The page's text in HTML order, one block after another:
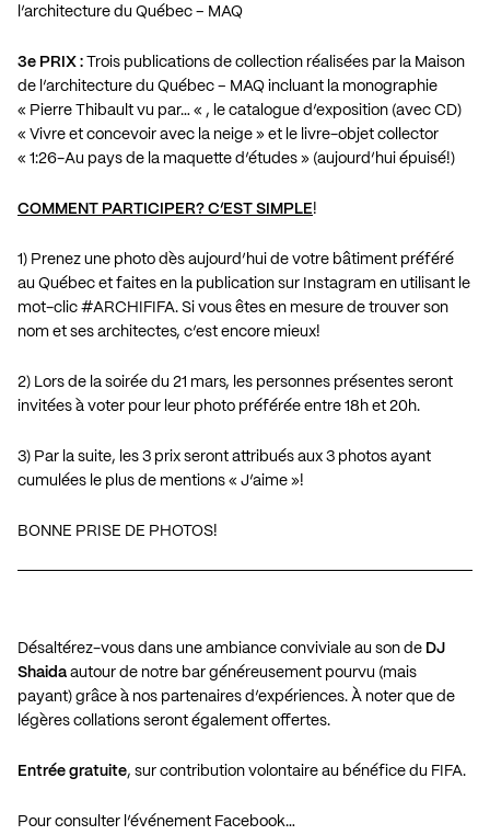
l’architecture du Québec – MAQ
3e PRIX : Trois publications de collection réalisées par la Maison
de l’architecture du Québec – MAQ incluant la monographie
« Pierre Thibault vu par… « , le catalogue d’exposition (avec CD)
« Vivre et concevoir avec la neige » et le livre-objet collector
« 1:26-Au pays de la maquette d’études » (aujourd’hui épuisé!)
COMMENT PARTICIPER? C’EST SIMPLE!
1) Prenez une photo dès aujourd’hui de votre bâtiment préféré
au Québec et faites en la publication sur Instagram en utilisant le
mot-clic #ARCHIFIFA. Si vous êtes en mesure de trouver son
nom et ses architectes, c’est encore mieux!
2) Lors de la soirée du 21 mars, les personnes présentes seront
invitées à voter pour leur photo préférée entre 18h et 20h.
3) Par la suite, les 3 prix seront attribués aux 3 photos ayant
cumulées le plus de mentions « J’aime »!
BONNE PRISE DE PHOTOS!
Désaltérez-vous dans une ambiance conviviale au son de DJ
Shaida autour de notre bar généreusement pourvu (mais
payant) grâce à nos partenaires d’expériences. À noter que de
légères collations seront également offertes.
Entrée gratuite, sur contribution volontaire au bénéfice du FIFA.
Pour consulter l’événement Facebook…